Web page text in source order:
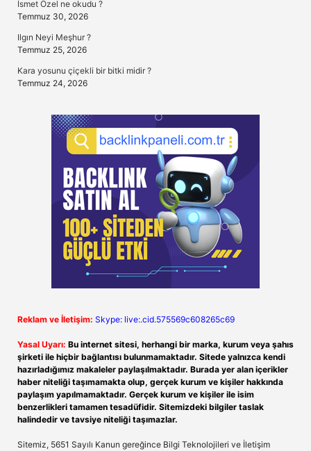
İsmet Özel ne okudu ?
Temmuz 30, 2026
Ilgın Neyi Meşhur ?
Temmuz 25, 2026
Kara yosunu çiçekli bir bitki midir ?
Temmuz 24, 2026
Reklam ve İletişim: Skype: live:.cid.575569c608265c69
Yasal Uyarı: Bu internet sitesi, herhangi bir marka, kurum veya şahıs
şirketi ile hiçbir bağlantısı bulunmamaktadır. Sitede yalnızca kendi
hazırladığımız makaleler paylaşılmaktadır. Burada yer alan içerikler
haber niteliği taşımamakta olup, gerçek kurum ve kişiler hakkında
paylaşım yapılmamaktadır. Gerçek kurum ve kişiler ile isim
benzerlikleri tamamen tesadüfidir. Sitemizdeki bilgiler taslak
halindedir ve tavsiye niteliği taşımazlar.
Sitemiz, 5651 Sayılı Kanun gereğince Bilgi Teknolojileri ve İletişim